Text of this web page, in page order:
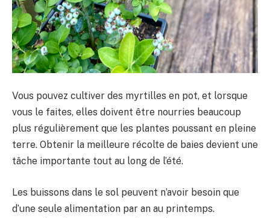
Vous pouvez cultiver des myrtilles en pot, et lorsque
vous le faites, elles doivent être nourries beaucoup
plus régulièrement que les plantes poussant en pleine
terre. Obtenir la meilleure récolte de baies devient une
tâche importante tout au long de l’été.
Les buissons dans le sol peuvent n’avoir besoin que
d’une seule alimentation par an au printemps.